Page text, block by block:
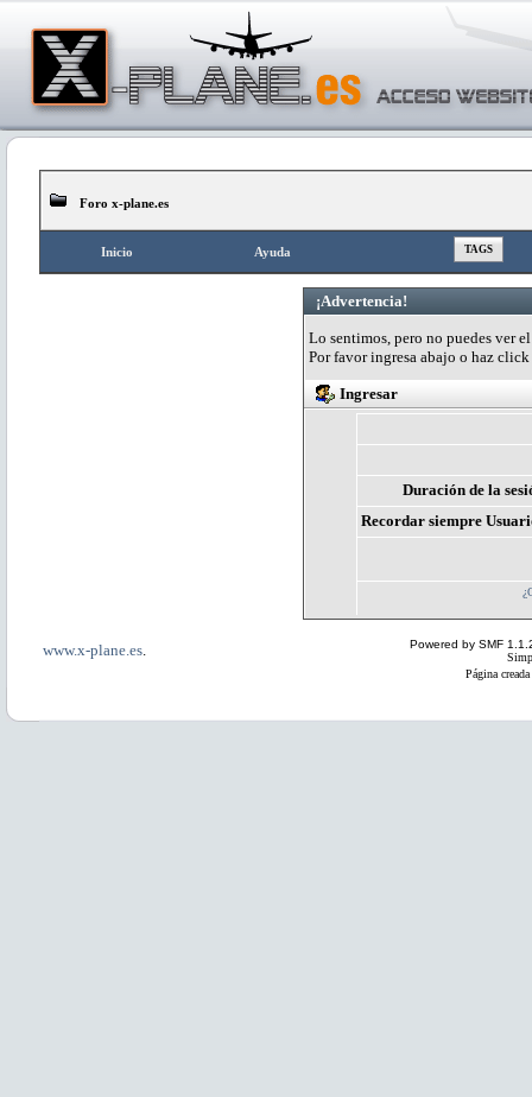
Foro x-plane.es
Inicio Ayuda TAGS
¡Advertencia!
Lo sentimos, pero no puedes ver
Por favor ingresa abajo o haz click
Ingresar
Duración de la
Recordar siempre
www.x-plane.es
Powered by SMF
Página